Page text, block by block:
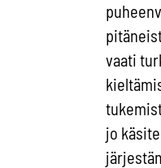
vaati
jo